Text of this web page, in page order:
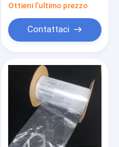
supermercati
Ottieni l'ultimo prezzo
Contattaci